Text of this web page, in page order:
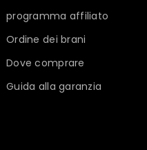
programma affiliato
Ordine dei brani
Dove comprare
Guida alla garanzia